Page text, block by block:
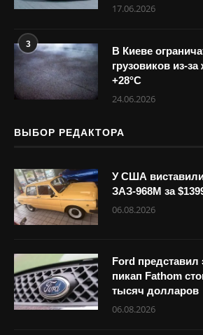
17.06.2026
3
В Киеве
грузовиков из-
+28°С
24.06.2026
ВЫБОР РЕДАКТОРА
У США
ЗАЗ-968М за
06.08.2026
Ford представил
пикап Fathom
тысяч долларов
06.08.2026